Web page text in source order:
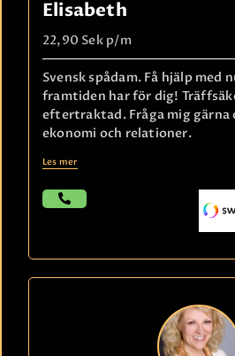
Elisabeth
22,90 Sek p/m
Svensk spådam. Få hjälp med
framtiden har för dig!
eftertraktad. Fråga mig gärna
ekonomi och relationer.
Les mer